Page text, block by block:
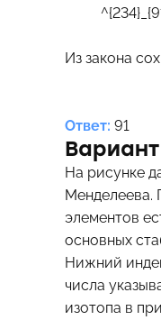
Из закона
Ответ: 91
На рисунке
Менделеева.
элементов
основных
Нижний
числа
изотопа в